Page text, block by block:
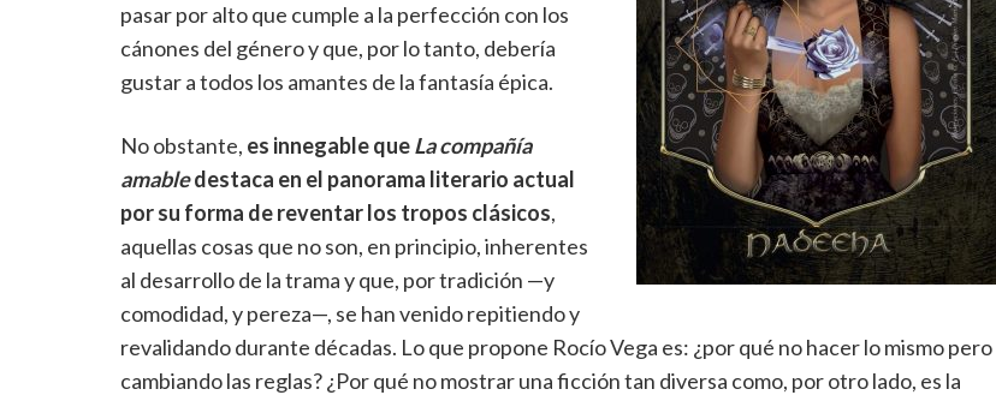
pasar por alto que cumple a la perfección con los
cánones del género y que, por lo tanto, debería
gustar a todos los amantes de la fantasía épica.
No obstante, es innegable queLa compañía
amabledestaca en el panorama literario actual
por su forma de reventar los tropos clásicos,
aquellas cosas que no son, en principio, inherentes
al desarrollo de la trama y que, por tradición —y
comodidad, y pereza—, se han venido repitiendo y
revalidando durante décadas. Lo que propone Rocío Vega es: ¿por qué no hacer lo mismo pero
cambiando las reglas? ¿Por qué no mostrar una ficción tan diversa como, por otro lado, es la